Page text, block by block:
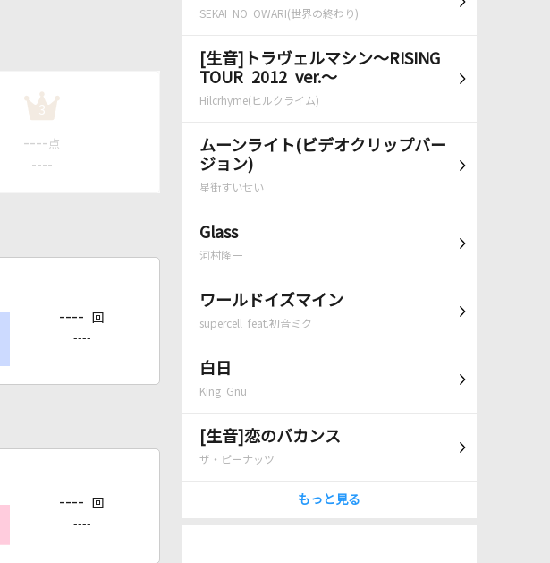
SEKAI NO OWARI(世界の終わり)
[生音]トラヴェルマシン～RISING
TOUR 2012 ver.～
Hilcrhyme(ヒルクライム)
ムーンライト(ビデオクリップバー
ジョン)
星街すいせい
Glass
河村隆一
ワールドイズマイン
supercell feat.初音ミク
白日
King Gnu
[生音]恋のバカンス
ザ・ピーナッツ
もっと見る
3
---- 点
----
---- 回
----
---- 回
----